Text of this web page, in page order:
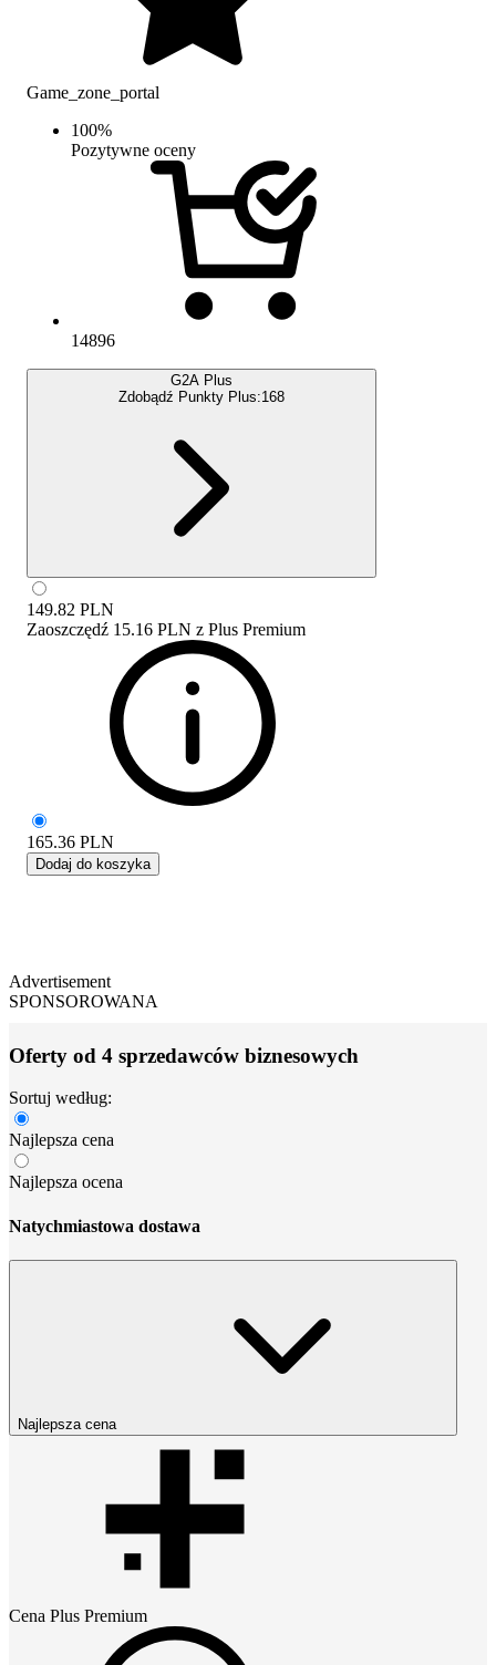
Game_zone_portal
100%
Pozytywne oceny
14896
G2A Plus
Zdobądź Punkty Plus:168
149.82 PLN
Zaoszczędź 15.16 PLN z Plus Premium
165.36 PLN
Dodaj do koszyka
Advertisement
SPONSOROWANA
Oferty od 4 sprzedawców biznesowych
Sortuj według:
Najlepsza cena
Najlepsza ocena
Natychmiastowa dostawa
Najlepsza cena
Cena Plus Premium